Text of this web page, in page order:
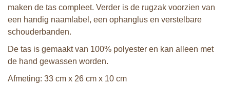
maken de tas compleet. Verder is de rugzak voorzien van
een handig naamlabel, een ophanglus en verstelbare
schouderbanden.
De tas is gemaakt van 100% polyester en kan alleen met
de hand gewassen worden.
Afmeting: 33 cm x 26 cm x 10 cm